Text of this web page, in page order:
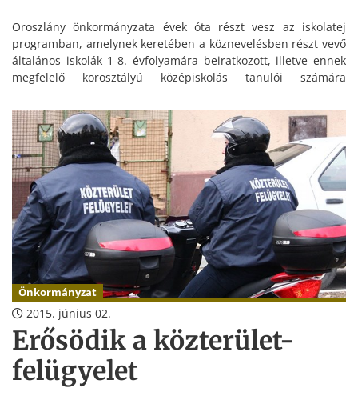
Oroszlány önkormányzata évek óta részt vesz az iskolatej
programban, amelynek keretében a köznevelésben részt vevő
általános iskolák 1-8. évfolyamára beiratkozott, illetve ennek
megfelelő korosztályú középiskolás tanulói számára
Önkormányzat
2015. június 02.
Erősödik a közterület-
felügyelet